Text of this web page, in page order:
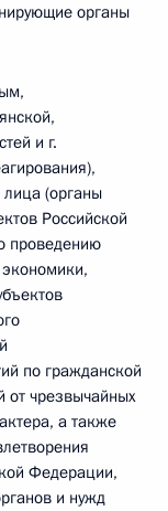
органы
и г.
(органы
Российской
проведению
по гражданской
от чрезвычайных
а также
Федерации,
и нужд